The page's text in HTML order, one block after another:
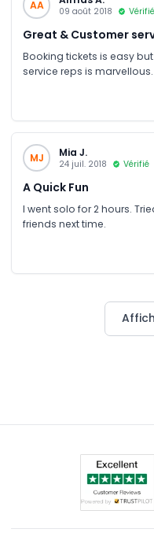
AA 09 août 2018 Vérifié
Great & Customer
Booking tickets is easy
service reps is
MJ Mia J.
24 juil. 2018 Vérifié
A Quick Fun
I went solo for 2 hours.
friends next time.